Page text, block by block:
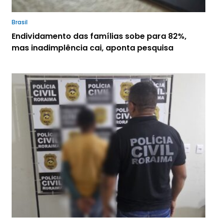
Brasil
Endividamento das famílias sobe para 82%,
mas inadimplência cai, aponta pesquisa